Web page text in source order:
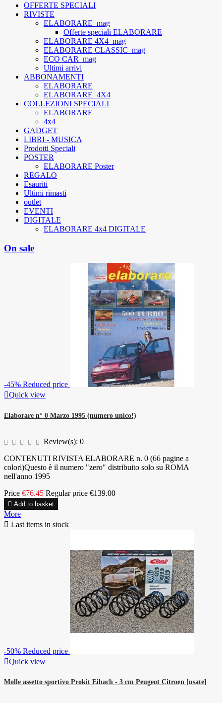
OFFERTE SPECIALI
RIVISTE
ELABORARE_mag
Offerte speciali ELABORARE
ELABORARE 4X4_mag
ELABORARE CLASSIC_mag
ECO CAR_mag
Ultimi arrivi
ABBONAMENTI
ELABORARE
ELABORARE_4X4
COLLEZIONI SPECIALI
ELABORARE
4x4
GADGET
LIBRI - MUSICA
Prodotti Speciali
POSTER
ELABORARE Poster
REGALO
Esauriti
Ultimi rimasti
outlet
EVENTI
DIGITALE
ELABORARE 4x4 DIGITALE
On sale
-45% Reduced price
Quick view
Elaborare n° 0 Marzo 1995 (numero unico!)
Review(s): 0
CONTENUTI RIVISTA ELABORARE n. 0 (66 pagine a
colori)Questo è il numero "zero" distribuito solo su ROMA
nell'anno 1995
Price €76.45 Regular price €139.00
 Add to basket
More
 Last items in stock
-50% Reduced price
Quick view
Molle assetto sportivo Prokit Eibach - 3 cm Peugeot Citroen [usate]